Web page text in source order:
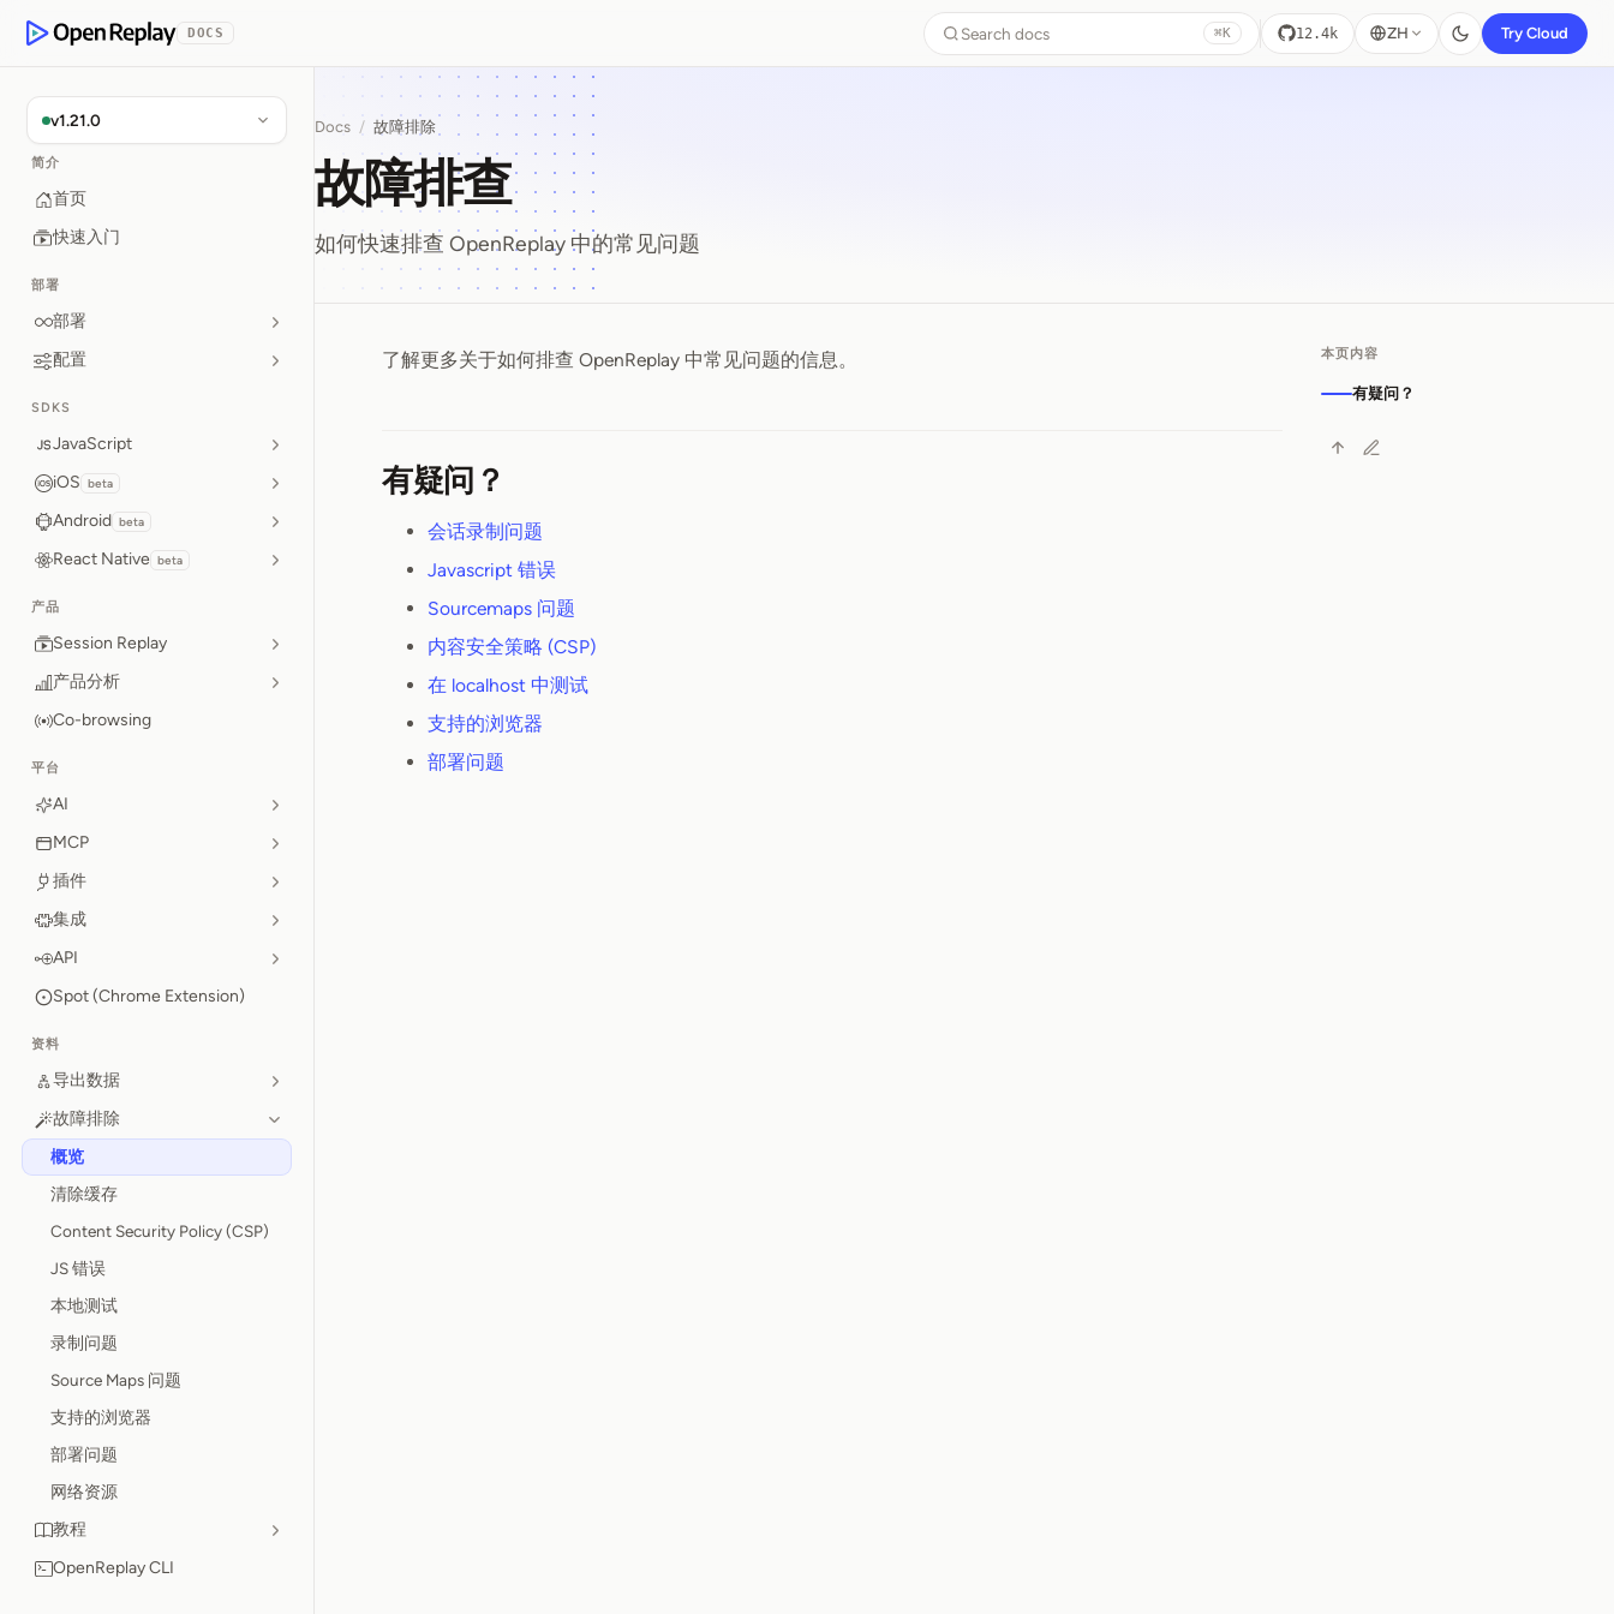
OpenReplay
DOCS Search docs ⌘K 12.4k ZH Try Cloud
v1.21.0
简介
首页
快速入门
部署
部署
配置
SDKS
JavaScript
iOS beta
Android beta
React Native beta
产品
Session Replay
产品分析
Co-browsing
平台
AI
MCP
插件
集成
API
Spot (Chrome Extension)
资料
导出数据
故障排除
概览
清除缓存
Content Security Policy (CSP)
JS 错误
本地测试
录制问题
Source Maps 问题
支持的浏览器
部署问题
网络资源
教程
OpenReplay CLI
Docs / 故障排除
故障排查
如何快速排查 OpenReplay 中的常见问题
故障排查
了解更多关于如何排查 OpenReplay 中常见问题的信息。
有疑问？
会话录制问题
Javascript 错误
Sourcemaps 问题
内容安全策略 (CSP)
在 localhost 中测试
支持的浏览器
部署问题
本页内容
有疑问？